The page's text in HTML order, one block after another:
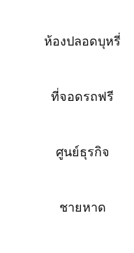
ห้องปลอดบุหรี่
ที่จอดรถฟรี
ศูนย์ธุรกิจ
ชายหาด